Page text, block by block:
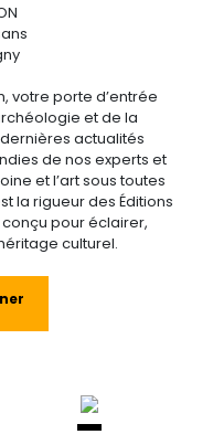
votre porte d’entrée
et de la
actualités
de nos experts et
et l’art sous toutes
la rigueur des Éditions
conçu pour éclairer,
culturel.